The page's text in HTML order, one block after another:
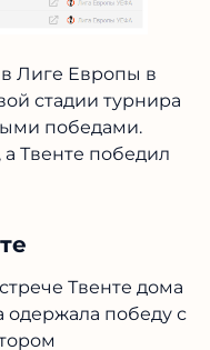
Лиге Европы в
стадии турнира
победами.
Твенте победил
Твенте дома
победу с